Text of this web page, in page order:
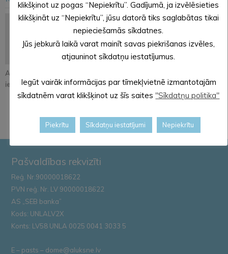
Atjaunos Melleņkalna
ielas segumu
par Kopienu svētku
iniciatīvu!
orientēšanās
apmācība
Pašvaldības rekvizīti
Reģ. Nr.90000018622
PVN reģ. Nr. LV 90000018622
AS „SEB banka”
Kods: UNLALV2X
Konts: LV58 UNLA 0025 0041 3033 5
E – pasts – dome@aluksne.lv
klikšķinot uz pogas “Nepiekrītu”. Gadījumā, ja izvēlēsieties
klikšķināt uz “Nepiekrītu”, jūsu datorā tiks saglabātas tikai
nepieciešamās sīkdatnes.
Jūs jebkurā laikā varat mainīt savas piekrišanas izvēles,
atjauninot sīkdatņu iestatījumus.
Iegūt vairāk informācijas par tīmekļvietnē izmantotajām
sīkdatnēm varat klikšķinot uz šīs saites "Sīkdatņu politika"
Piekrītu Sīkdatņu iestatījumi Nepiekrītu